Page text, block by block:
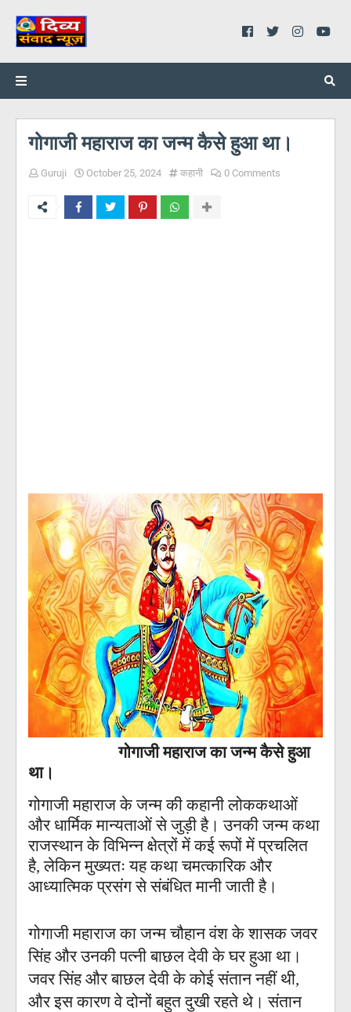
गोगाजी महाराज का जन्म कैसे हुआ था।
Guruji October 25, 2024 कहानी 0 Comments
गोगाजी महाराज का जन्म कैसे हुआ
था।
गोगाजी महाराज के जन्म की कहानी लोककथाओं
और धार्मिक मान्यताओं से जुड़ी है। उनकी जन्म कथा
राजस्थान के विभिन्न क्षेत्रों में कई रूपों में प्रचलित
है, लेकिन मुख्यतः यह कथा चमत्कारिक और
आध्यात्मिक प्रसंग से संबंधित मानी जाती है।
गोगाजी महाराज का जन्म चौहान वंश के शासक जवर
सिंह और उनकी पत्नी बाछल देवी के घर हुआ था।
जवर सिंह और बाछल देवी के कोई संतान नहीं थी,
और इस कारण वे दोनों बहुत दुखी रहते थे। संतान